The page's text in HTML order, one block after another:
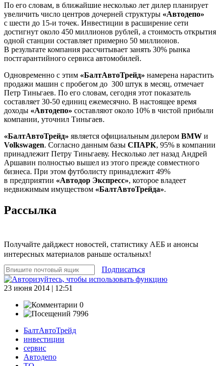
По его словам, в ближайшие несколько лет дилер планирует
увеличить число центров дочерней структуры «Автодепо»
с шести до 15-и точек. Инвестиции в расширение сети
достигнут около 450 миллионов рублей, а стоимость открытия
одной станции составляет примерно 50 миллионов.
В результате компания рассчитывает занять 30% рынка
постгарантийного сервиса автомобилей.
Одновременно с этим «БалтАвтоТрейд» намерена нарастить
продажи машин с пробегом до 300 штук в месяц, отмечает
Петр Тиньгаев. По его словам, сегодня этот показатель
составляет 30-50 единиц ежемесячно. В настоящее время
доходы «Автодепо» составляют около 10% в чистой прибыли
компании, уточнил Тиньгаев.
«БалтАвтоТрейд» является официальным дилером BMW и
Volkswagen. Согласно данным базы СПАРК, 95% в компании
принадлежит Петру Тиньгаеву. Несколько лет назад Андрей
Аршавин полностью вышел из этого прежде совместного
бизнеса. При этом футболисту принадлежит 49%
в предприятии «Автодор Экспресс», которое владеет
недвижимым имуществом «БалтАвтоТрейда».
Рассылка
Получайте дайджест новостей, статистику АЕБ и анонсы
интересных материалов раньше остальных!
Подписаться
23 июня 2014 | 12:51
0
7996
БалтАвтоТрейд
инвестиции
сервис
Автодепо